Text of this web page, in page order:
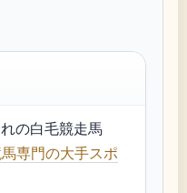
の白毛競走馬
専門の大手スポ